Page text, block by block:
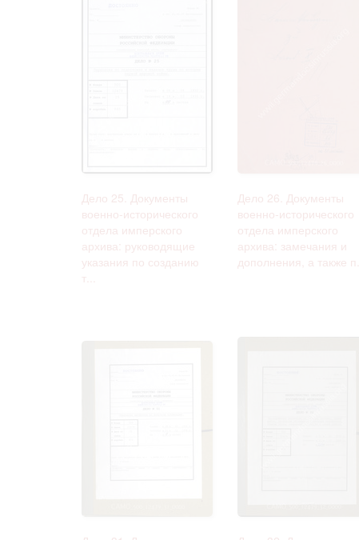
Дело 25. Документы
военно-исторического
отдела имперского
архива: руководящие
указания по созданию
т...
Дело 26. Документы
военно-исторического
отдела имперского
архива: замечания и
дополнения, а также п...